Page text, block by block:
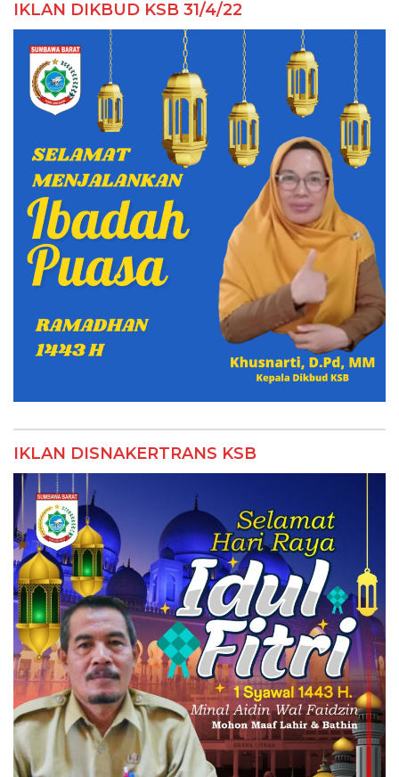
IKLAN DIKBUD KSB 31/4/22
IKLAN DISNAKERTRANS KSB